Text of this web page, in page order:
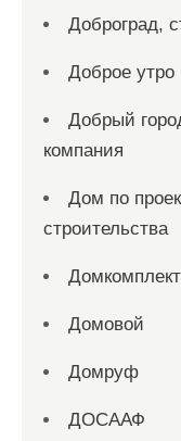
Доброград,
Доброе утро
Добрый
компания
Дом по
строительства
Домкомплект
Домовой
Домруф
ДОСААФ